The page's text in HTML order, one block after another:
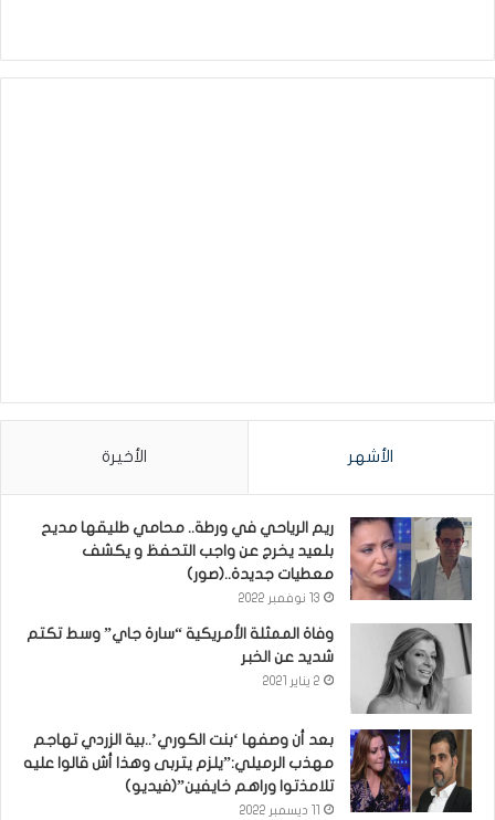
الأشهر الأخيرة
ريم الرياحي في ورطة.. محامي طليقها مديح
بلعيد يخرج عن واجب التحفظ و يكشف
معطيات جديدة..(صور)
13 نوفمبر 2022
وفاة الممثلة الأمريكية “سارة جاي” وسط تكتم
شديد عن الخبر
2 يناير 2021
بعد أن وصفها ‘بنت الكوري’..بية الزردي تهاجم
مهذب الرميلي:”يلزم يتربى وهذا أش قالوا عليه
تلامذتوا وراهم خايفين”(فيديو)